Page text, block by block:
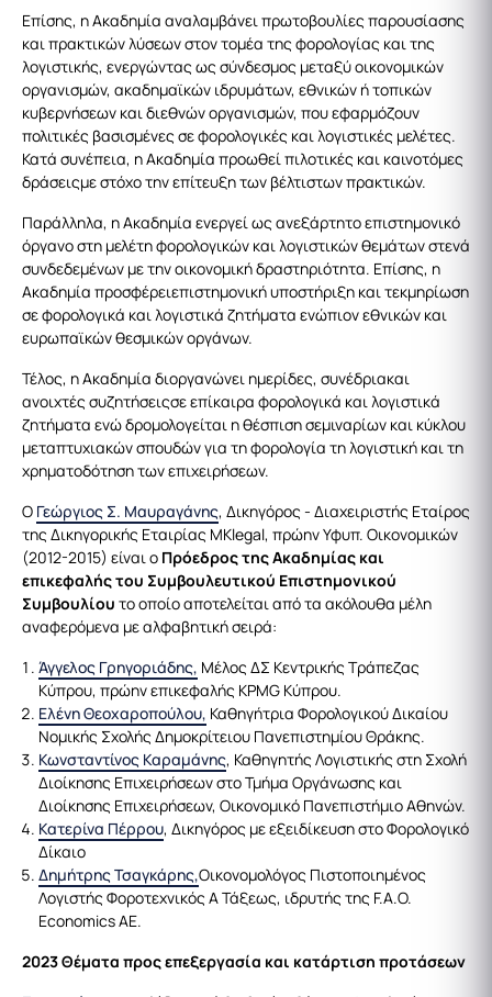
Επίσης, η Ακαδημία αναλαμβάνει πρωτοβουλίες παρουσίασης
και πρακτικών λύσεων στον τομέα της φορολογίας και της
λογιστικής, ενεργώντας ως σύνδεσμος μεταξύ οικονομικών
οργανισμών, ακαδημαϊκών ιδρυμάτων, εθνικών ή τοπικών
κυβερνήσεων και διεθνών οργανισμών, που εφαρμόζουν
πολιτικές βασισμένες σε φορολογικές και λογιστικές μελέτες.
Κατά συνέπεια, η Ακαδημία προωθεί πιλοτικές και καινοτόμες
δράσειςμε στόχο την επίτευξη των βέλτιστων πρακτικών.
Παράλληλα, η Ακαδημία ενεργεί ως ανεξάρτητο επιστημονικό
όργανο στη μελέτη φορολογικών και λογιστικών θεμάτων στενά
συνδεδεμένων με την οικονομική δραστηριότητα. Επίσης, η
Ακαδημία προσφέρειεπιστημονική υποστήριξη και τεκμηρίωση
σε φορολογικά και λογιστικά ζητήματα ενώπιον εθνικών και
ευρωπαϊκών θεσμικών οργάνων.
Τέλος, η Ακαδημία διοργανώνει ημερίδες, συνέδριακαι
ανοιχτές συζητήσειςσε επίκαιρα φορολογικά και λογιστικά
ζητήματα ενώ δρομολογείται η θέσπιση σεμιναρίων και κύκλου
μεταπτυχιακών σπουδών για τη φορολογία τη λογιστική και τη
χρηματοδότηση των επιχειρήσεων.
Ο Γεώργιος Σ. Μαυραγάνης, Δικηγόρος - Διαχειριστής Εταίρος
της Δικηγορικής Εταιρίας MKlegal, πρώην Υφυπ. Οικονομικών
(2012-2015) είναι ο Πρόεδρος της Ακαδημίας και
επικεφαλής του Συμβουλευτικού Επιστημονικού
Συμβουλίου το οποίο αποτελείται από τα ακόλουθα μέλη
αναφερόμενα με αλφαβητική σειρά:
Άγγελος Γρηγοριάδης, Μέλος ΔΣ Κεντρικής Τράπεζας
Κύπρου, πρώην επικεφαλής KPMG Κύπρου.
Ελένη Θεοχαροπούλου, Καθηγήτρια Φορολογικού Δικαίου
Νομικής Σχολής Δημοκρίτειου Πανεπιστημίου Θράκης.
Κωνσταντίνος Καραμάνης, Καθηγητής Λογιστικής στη Σχολή
Διοίκησης Επιχειρήσεων στο Τμήμα Οργάνωσης και
Διοίκησης Επιχειρήσεων, Οικονομικό Πανεπιστήμιο Αθηνών.
Κατερίνα Πέρρου, Δικηγόρος με εξειδίκευση στο Φορολογικό
Δίκαιο
Δημήτρης Τσαγκάρης,Οικονομολόγος Πιστοποιημένος
Λογιστής Φοροτεχνικός Α Τάξεως, ιδρυτής της F.A.O.
Economics ΑΕ.
2023 Θέματα προς επεξεργασία και κατάρτιση προτάσεων